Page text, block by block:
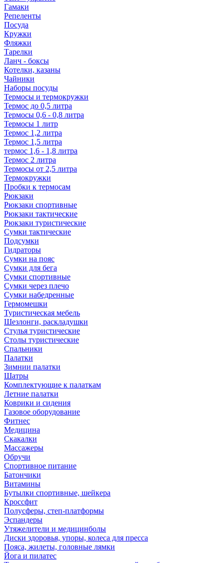
Гамаки
Репеленты
Посуда
Кружки
Фляжки
Тарелки
Ланч - боксы
Котелки, казаны
Чайники
Наборы посуды
Термосы и термокружки
Термос до 0,5 литра
Термосы 0,6 - 0,8 литра
Термосы 1 литр
Термос 1,2 литра
Термос 1,5 литра
термос 1,6 - 1,8 литра
Термос 2 литра
Термосы от 2,5 литра
Термокружки
Пробки к термосам
Рюкзаки
Рюкзаки спортивные
Рюкзаки тактические
Рюкзаки туристические
Сумки тактические
Подсумки
Гидраторы
Сумки на пояс
Сумки для бега
Сумки спортивные
Сумки через плечо
Сумки набедренные
Гермомешки
Туристическая мебель
Шезлонги, раскладушки
Стулья туристические
Столы туристические
Спальники
Палатки
Зимнии палатки
Шатры
Комплектующие к палаткам
Летние палатки
Коврики и сидения
Газовое оборудование
Фитнес
Медицина
Скакалки
Массажеры
Обручи
Спортивное питание
Батончики
Витамины
Бутылки спортивные, шейкера
Кроссфит
Полусферы, степ-платформы
Эспандеры
Утяжелители и медицинболы
Диски здоровья, упоры, колеса для пресса
Пояса, жилеты, головные лямки
Йога и пилатес